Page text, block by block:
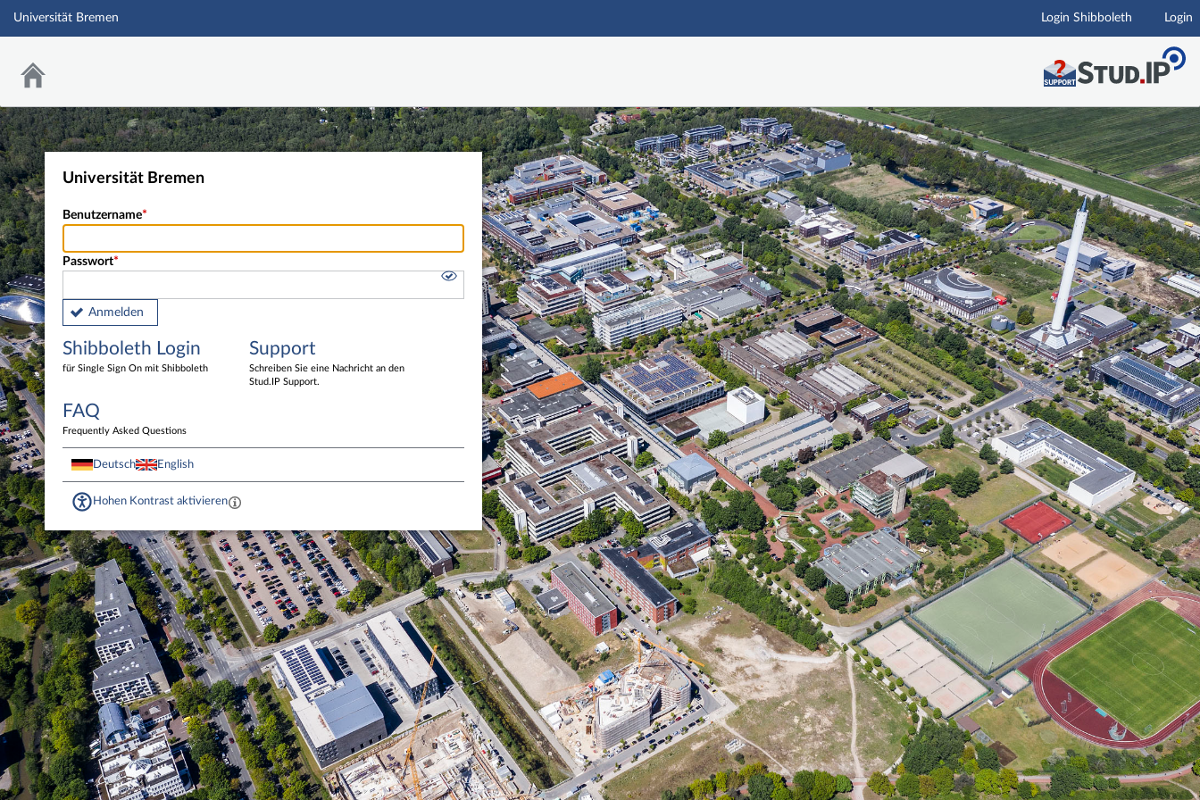
Hauptnavigation
Universität Bremen Login Shibboleth Login
Universität Bremen
Benutzername
Passwort
Anmelden
Shibboleth Login
für Single Sign On mit Shibboleth
Support
Schreiben Sie eine Nachricht an den
Stud.IP Support.
FAQ
Frequently Asked Questions
Deutsch English
Hohen Kontrast aktivieren